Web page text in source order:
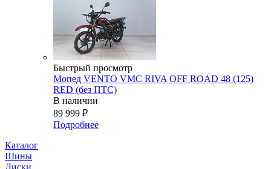
Быстрый просмотр
Мопед VENTO VMC RIVA OFF ROAD 48 (125)
RED (без ПТС)
В наличии
89 999 ₽
Подробнее
Каталог
Шины